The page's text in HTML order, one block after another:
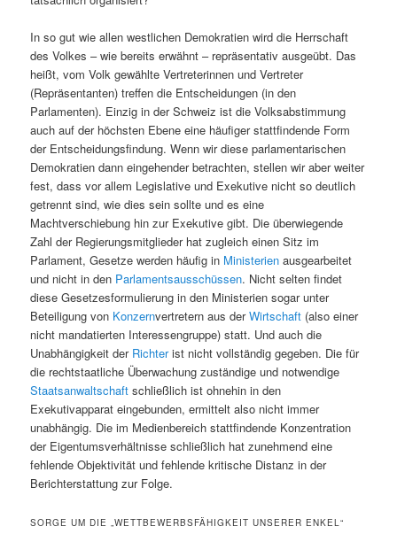
In so gut wie allen westlichen Demokratien wird die Herrschaft
des Volkes – wie bereits erwähnt – repräsentativ ausgeübt. Das
heißt, vom Volk gewählte Vertreterinnen und Vertreter
(Repräsentanten) treffen die Entscheidungen (in den
Parlamenten). Einzig in der Schweiz ist die Volksabstimmung
auch auf der höchsten Ebene eine häufiger stattfindende Form
der Entscheidungsfindung. Wenn wir diese parlamentarischen
Demokratien dann eingehender betrachten, stellen wir aber weiter
fest, dass vor allem Legislative und Exekutive nicht so deutlich
getrennt sind, wie dies sein sollte und es eine
Machtverschiebung hin zur Exekutive gibt. Die überwiegende
Zahl der Regierungsmitglieder hat zugleich einen Sitz im
Parlament, Gesetze werden häufig in Ministerien ausgearbeitet
und nicht in den Parlamentsausschüssen. Nicht selten findet
diese Gesetzesformulierung in den Ministerien sogar unter
Beteiligung von Konzernvertretern aus derWirtschaft (also einer
nicht mandatierten Interessengruppe) statt. Und auch die
Unabhängigkeit der Richterist nicht vollständig gegeben. Die für
die rechtstaatliche Überwachung zuständige und notwendige
Staatsanwaltschaft schließlich ist ohnehin in den
Exekutivapparat eingebunden, ermittelt also nicht immer
unabhängig. Die im Medienbereich stattfindende Konzentration
der Eigentumsverhältnisse schließlich hat zunehmend eine
fehlende Objektivität und fehlende kritische Distanz in der
Berichterstattung zur Folge.
SORGE UM DIE „WETTBEWERBSFÄHIGKEIT UNSERER ENKEL“